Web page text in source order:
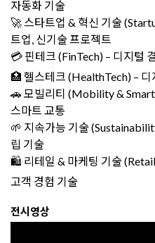
자동화 기술
🚀 스타트업 & 혁신 기술
트업, 신기술 프로젝트
💳 핀테크 (FinTech) – 디지털
🏥 헬스테크 (HealthTech) –
🚗 모빌리티 (Mobility &
스마트 교통
🌱 지속가능 기술
립 기술
🛍️ 리테일 & 마케팅 기술
고객 경험 기술
전시영상